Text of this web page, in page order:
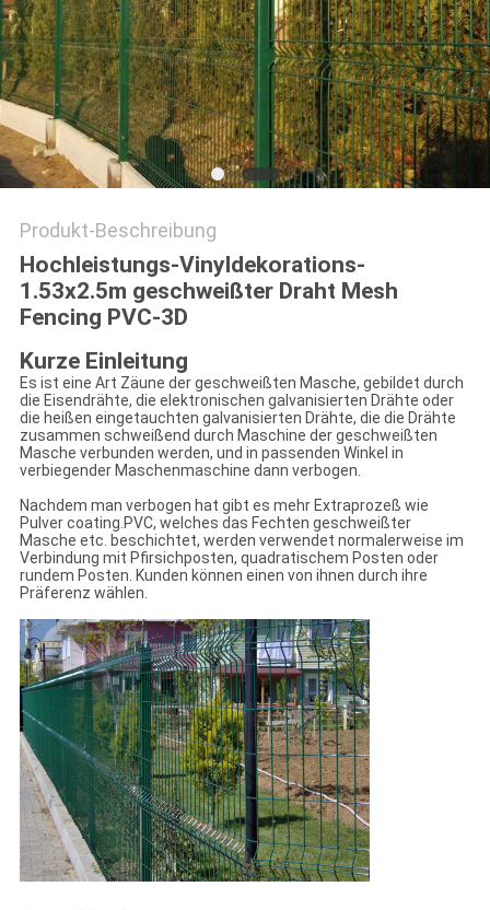
Produkt-Beschreibung
Hochleistungs-Vinyldekorations-
1.53x2.5m geschweißter Draht Mesh
Fencing PVC-3D
Kurze Einleitung
Es ist eine Art Zäune der geschweißten Masche, gebildet durch
die Eisendrähte, die elektronischen galvanisierten Drähte oder
die heißen eingetauchten galvanisierten Drähte, die die Drähte
zusammen schweißend durch Maschine der geschweißten
Masche verbunden werden, und in passenden Winkel in
verbiegender Maschenmaschine dann verbogen.
Nachdem man verbogen hat gibt es mehr Extraprozeß wie
Pulver coating.PVC, welches das Fechten geschweißter
Masche etc. beschichtet, werden verwendet normalerweise im
Verbindung mit Pfirsichposten, quadratischem Posten oder
rundem Posten. Kunden können einen von ihnen durch ihre
Präferenz wählen.